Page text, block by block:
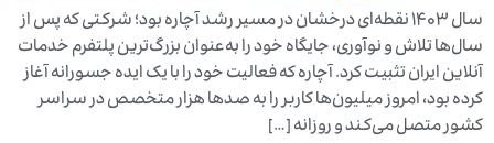
سال ۱۴۰۳ نقطه‌ای درخشان در مسیر رشد آچاره بود؛ شرکتی که پس از
سال‌ها تلاش و نوآوری، جایگاه خود را به‌عنوان بزرگ‌ترین پلتفرم خدمات
آنلاین ایران تثبیت کرد. آچاره که فعالیت خود را با یک ایده جسورانه آغاز
کرده بود، امروز میلیون‌ها کاربر را به صدها هزار متخصص در سراسر
کشور متصل می‌کند و روزانه […]